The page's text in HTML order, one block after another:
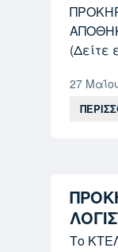
(Δείτε
27
Το